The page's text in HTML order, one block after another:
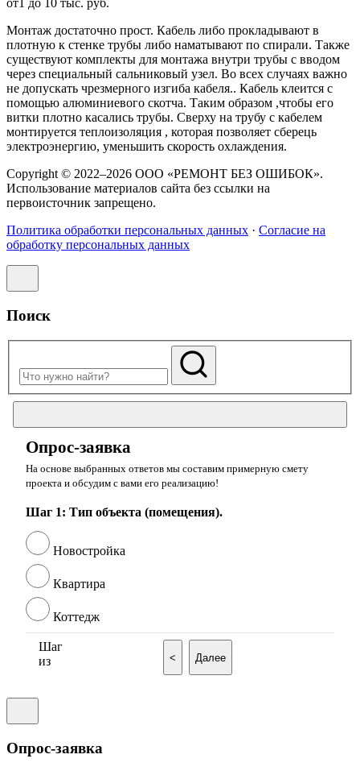
от1 до 10 тыс. руб.
Монтаж достаточно прост. Кабель либо прокладывают в
плотную к стенке трубы либо наматывают по спирали. Также
существуют комплекты для монтажа внутри трубы с вводом
через специальный сальниковый узел. Во всех случаях важно
не допускать чрезмерного изгиба кабеля.. Кабель клеится с
помощью алюминиевого скотча. Таким образом ,чтобы его
витки плотно касались трубы. Сверху на трубу с кабелем
монтируется теплоизоляция , которая позволяет сберець
электроэнергию, уменьшить скорость охлаждения.
Copyright © 2022–2026 ООО «РЕМОНТ БЕЗ ОШИБОК».
Использование материалов сайта без ссылки на
первоисточник запрещено.
Политика обработки персональных данных · Согласие на
обработку персональных данных
Поиск
Опрос-заявка
На основе выбранных ответов мы составим примерную смету
проекта и обсудим с вами его реализацию!
Шаг 1: Тип объекта (помещения).
Новостройка
Квартира
Коттедж
Шаг
из
< Далее
Опрос-заявка